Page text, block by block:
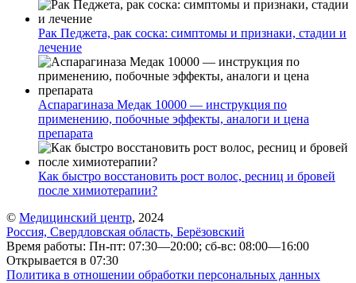
Рак Педжета, рак соска: симптомы и признаки, стадии и
лечение
Аспарагиназа Медак 10000 — инструкция по
применению, побочные эффекты, аналоги и цена
препарата
Как быстро восстановить рост волос, ресниц и бровей
после химиотерапии?
© Медицинский центр, 2024
Россия, Свердловская область, Берёзовский
Время работы: Пн-пт: 07:30—20:00; сб-вс: 08:00—16:00
Открывается в 07:30
Политика в отношении обработки персональных данных